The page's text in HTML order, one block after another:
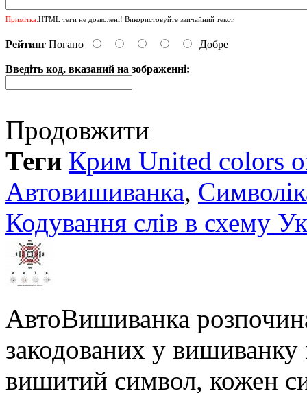
Примітка:HTML теги не дозволені! Використовуйте звичайний текст.
Рейтинг Погано Добре
Введіть код, вказаний на зображенні:
Продовжити
Теги Крим United colors
Автовишиванка,
Кодування слів в схему
АвтоВишиванка
закодованих у
вишитий символ, кожен